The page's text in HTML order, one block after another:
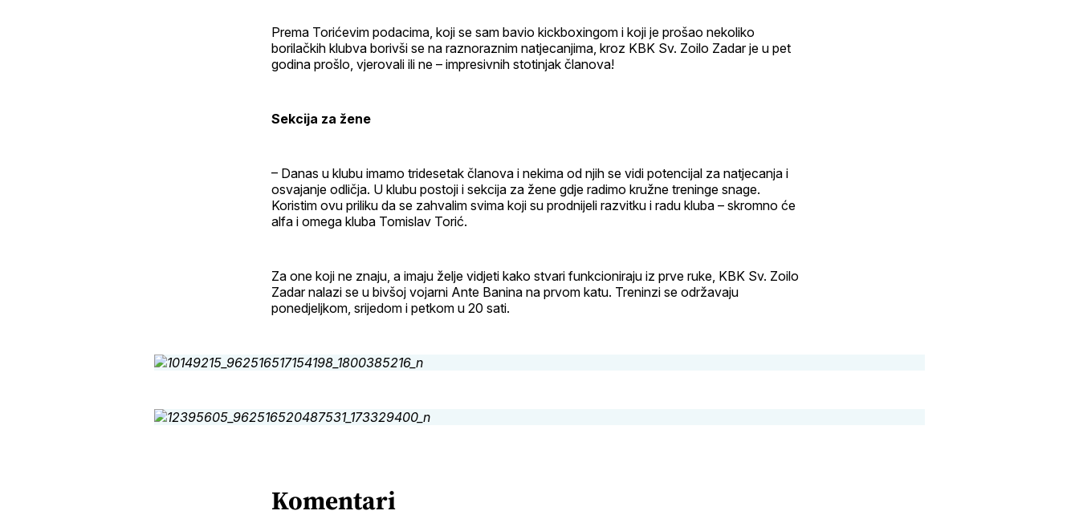
Prema Torićevim podacima, koji se sam bavio kickboxingom i koji je prošao nekoliko
borilačkih klubva borivši se na raznoraznim natjecanjima, kroz KBK Sv. Zoilo Zadar je u pet
godina prošlo, vjerovali ili ne – impresivnih stotinjak članova!
Sekcija za žene
– Danas u klubu imamo tridesetak članova i nekima od njih se vidi potencijal za natjecanja i
osvajanje odličja. U klubu postoji i sekcija za žene gdje radimo kružne treninge snage.
Koristim ovu priliku da se zahvalim svima koji su prodnijeli razvitku i radu kluba – skromno će
alfa i omega kluba Tomislav Torić.
Za one koji ne znaju, a imaju želje vidjeti kako stvari funkcioniraju iz prve ruke, KBK Sv. Zoilo
Zadar nalazi se u bivšoj vojarni Ante Banina na prvom katu. Treninzi se održavaju
ponedjeljkom, srijedom i petkom u 20 sati.
Komentari